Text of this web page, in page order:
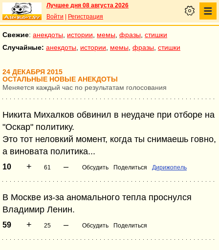
Лучшее дня 08 августа 2026
Войти
Регистрация
Свежие: анекдоты истории мемы фразы стишки
Случайные: анекдоты истории мемы фразы стишки
24 ДЕКАБРЯ 2015
ОСТАЛЬНЫЕ НОВЫЕ АНЕКДОТЫ
Меняется каждый час по результатам голосования
Никита Михалков обвинил в неудаче при отборе на
"Оскар" политику.
Это тот неловкий момент, когда ты снимаешь говно,
а виновата политика...
10 + 61 – Обсудить Поделиться Дирижопель
В Москве из-за аномального тепла проснулся
Владимир Ленин.
59 + 25 – Обсудить Поделиться